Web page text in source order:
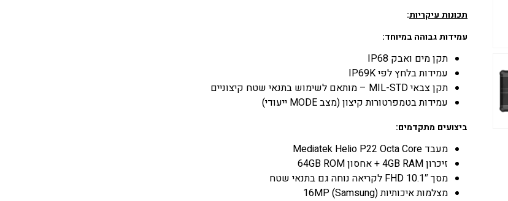
תכונות עיקריות:
עמידות גבוהה במיוחד:
תקן מים ואבק IP68
עמידות בלחץ לפי IP69K
תקן צבאי MIL-STD – מותאם לשימוש בתנאי שטח קיצוניים
עמידות בטמפרטורות קיצון (מצב MODE ייעודי)
ביצועים מתקדמים:
מעבד Mediatek Helio P22 Octa Core
זיכרון 4GB RAM + אחסון 64GB ROM
מסך 10.1″ FHD לקריאה נוחה גם בתנאי שטח
מצלמות איכותיות 16MP (Samsung)